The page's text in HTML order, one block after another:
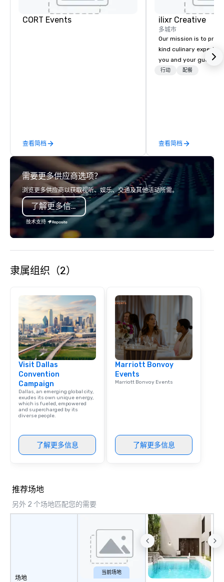
CORT Events
查看简档
ilixr Creative
多城市
Our mission is to
kind culinary
you and your guests
memories and
catering industry.
行动 配餐
查看简档
需要更多供应商选项？
浏览更多供应商以获取视听、娱乐、交通及其他活动所需。
了解更多信息
技术支持
隶属组织（2）
Visit Dallas
Convention
Campaign
Dallas, an emerging global city,
exudes its own unique energy,
which is fueled, empowered
and supercharged by its
diverse people.
了解更多信息
Marriott Bonvoy
Events
Marriott Bonvoy Events
了解更多信息
推荐场地
另外 2 个场地匹配您的需要
场地
当前场地